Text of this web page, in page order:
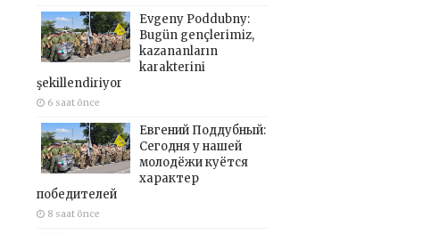
Evgeny Poddubny:
Bugün gençlerimiz,
kazananların
karakterini
şekillendiriyor
6 saat önce
Евгений Поддубный:
Сегодня у нашей
молодёжи куётся
характер
победителей
8 saat önce